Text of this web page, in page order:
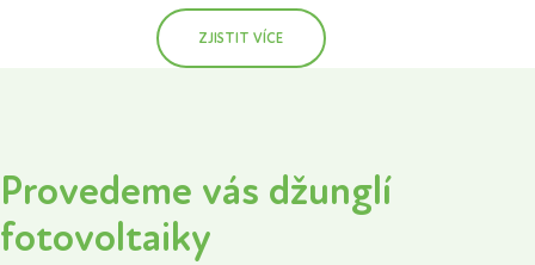
ZJISTIT VÍCE
Provedeme vás džunglí
fotovoltaiky